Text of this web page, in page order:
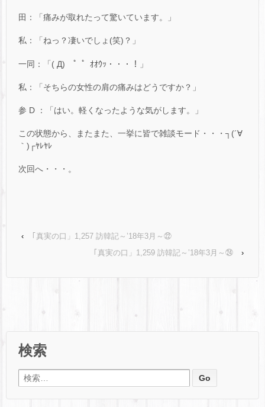
田：「痛みが取れたって驚いています。」
私：「ねっ？凄いでしょ(笑)？」
一同：「( Д) ゜゜ｵｵｳｯ・・・！」
私：「そちらの女性の肩の痛みはどうですか？」
参 D ：「はい。軽くなったような気がします。」
この状態から、またまた、一挙に皆で雑談モード・・・┐(´∀
｀)┌ﾔﾚﾔﾚ
次回へ・・・。
‹
｢真実の口」1,257 訪韓記～’18年3月～㉒
｢真実の口」1,259 訪韓記～’18年3月～㉔
›
検索
検索: